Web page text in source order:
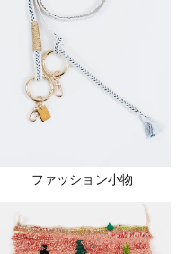
ファッション小物